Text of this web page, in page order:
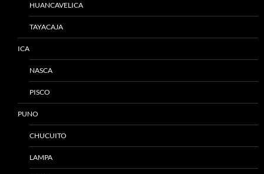
HUANCAVELICA
TAYACAJA
ICA
NASCA
PISCO
PUNO
CHUCUITO
LAMPA